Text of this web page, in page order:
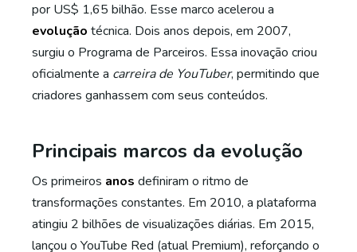
por US$ 1,65 bilhão. Esse marco acelerou a
evolução técnica. Dois anos depois, em 2007,
surgiu o Programa de Parceiros. Essa inovação criou
oficialmente a carreira de YouTuber, permitindo que
criadores ganhassem com seus conteúdos.
Principais marcos da evolução
Os primeiros anos definiram o ritmo de
transformações constantes. Em 2010, a plataforma
atingiu 2 bilhões de visualizações diárias. Em 2015,
lançou o YouTube Red (atual Premium), reforçando o